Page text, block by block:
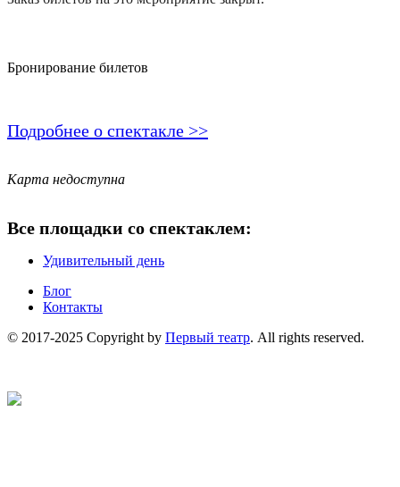
Бронирование билетов
Подробнее о спектакле >>
Карта недоступна
Все площадки со спектаклем:
Удивительный день
Блог
Контакты
© 2017-2025 Copyright by Первый театр. All rights reserved.